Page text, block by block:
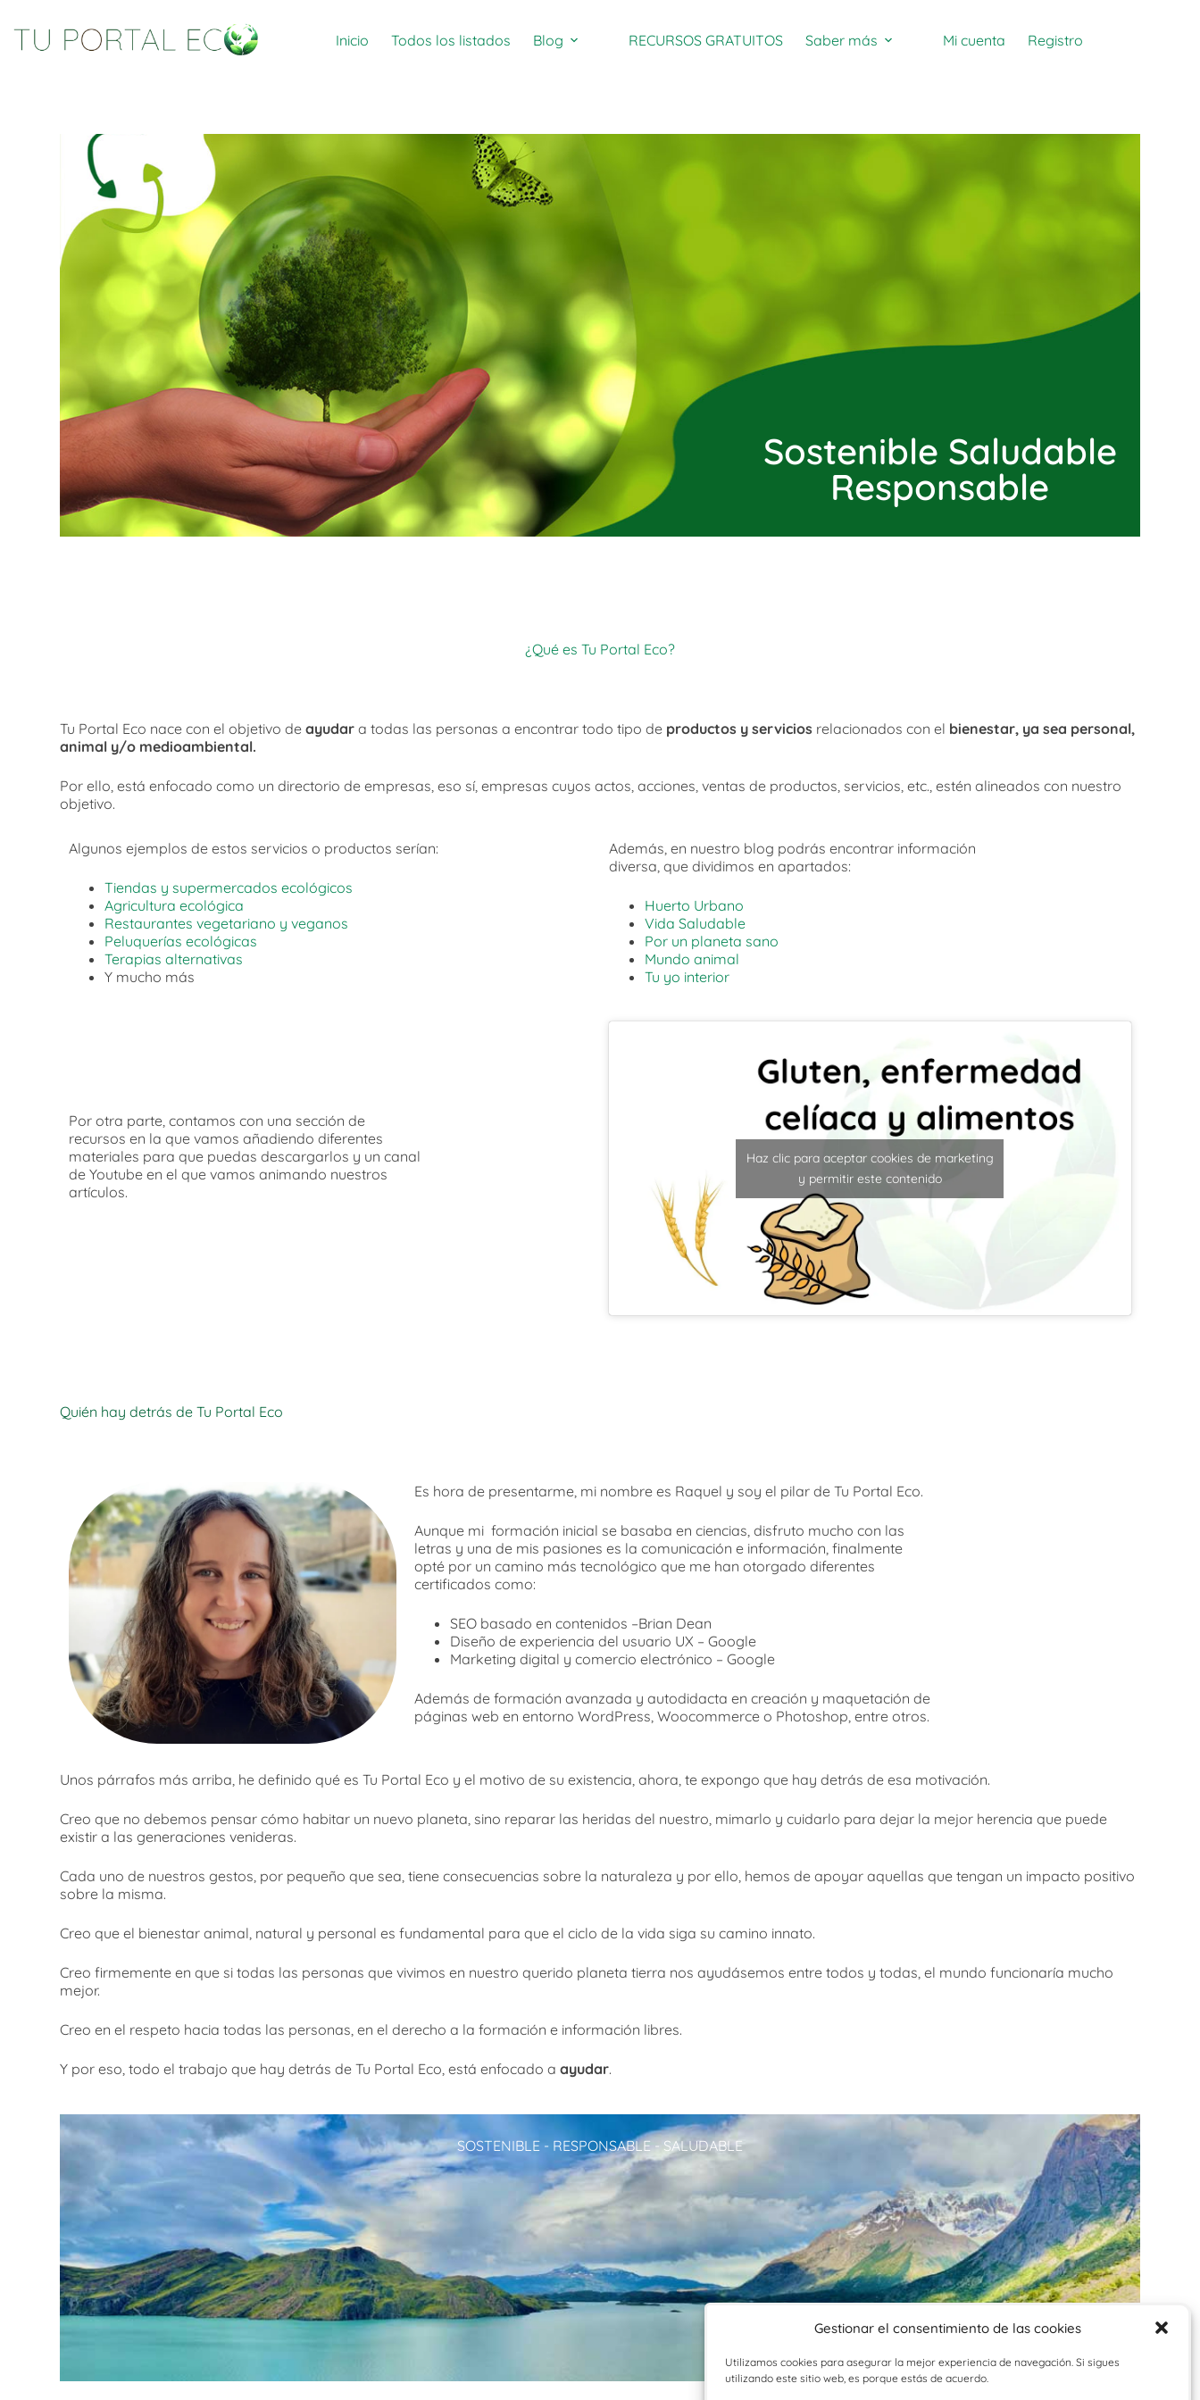
Gestionar el consentimiento de las cookies
Utilizamos cookies para asegurar la mejor experiencia de navegación. Si sigues
utilizando este sitio web, es porque estás de acuerdo.
Inicio Todos los listados Blog RECURSOS GRATUITOS Saber más Mi cuenta Registro
Sostenible Saludable
Responsable
¿Qué es Tu Portal Eco?
Tu Portal Eco nace con el objetivo deayudar a todas las personas a encontrar todo tipo de productos y servicios relacionados con el bienestar, ya sea personal,
animal y/o medioambiental.
Por ello, está enfocado como un directorio de empresas, eso sí, empresas cuyos actos, acciones, ventas de productos, servicios, etc., estén alineados con nuestro
objetivo.
Algunos ejemplos de estos servicios o productos serían:
Tiendas y supermercados ecológicos
Agricultura ecológica
Restaurantes vegetariano y veganos
Peluquerías ecológicas
Terapias alternativas
Y mucho más
Además, en nuestro blog podrás encontrar información
diversa, que dividimos en apartados:
Huerto Urbano
Vida Saludable
Por un planeta sano
Mundo animal
Tu yo interior
Por otra parte, contamos con una sección de
recursos en la que vamos añadiendo diferentes
materiales para que puedas descargarlos y un canal
de Youtube en el que vamos animando nuestros
artículos.
Haz clic para aceptar cookies de marketing
y permitir este contenido
Quién hay detrás de Tu Portal Eco
Es hora de presentarme, mi nombre es Raquel y soy el pilar de Tu Portal Eco.
Aunque mi formación inicial se basaba en ciencias, disfruto mucho con las
letras y una de mis pasiones es la comunicación e información, finalmente
opté por un camino más tecnológico que me han otorgado diferentes
certificados como:
SEO basado en contenidos –Brian Dean
Diseño de experiencia del usuario UX – Google
Marketing digital y comercio electrónico – Google
Además de formación avanzada y autodidacta en creación y maquetación de
páginas web en entorno WordPress, Woocommerce o Photoshop, entre otros.
Unos párrafos más arriba, he definido qué es Tu Portal Eco y el motivo de su existencia, ahora, te expongo que hay detrás de esa motivación.
Creo que no debemos pensar cómo habitar un nuevo planeta, sino reparar las heridas del nuestro, mimarlo y cuidarlo para dejar la mejor herencia que puede
existir a las generaciones venideras.
Cada uno de nuestros gestos, por pequeño que sea, tiene consecuencias sobre la naturaleza y por ello, hemos de apoyar aquellas que tengan un impacto positivo
sobre la misma.
Creo que el bienestar animal, natural y personal es fundamental para que el ciclo de la vida siga su camino innato.
Creo firmemente en que si todas las personas que vivimos en nuestro querido planeta tierra nos ayudásemos entre todos y todas, el mundo funcionaría mucho
mejor.
Creo en el respeto hacia todas las personas, en el derecho a la formación e información libres.
Y por eso, todo el trabajo que hay detrás de Tu Portal Eco, está enfocado aayudar.
SOSTENIBLE - RESPONSABLE - SALUDABLE